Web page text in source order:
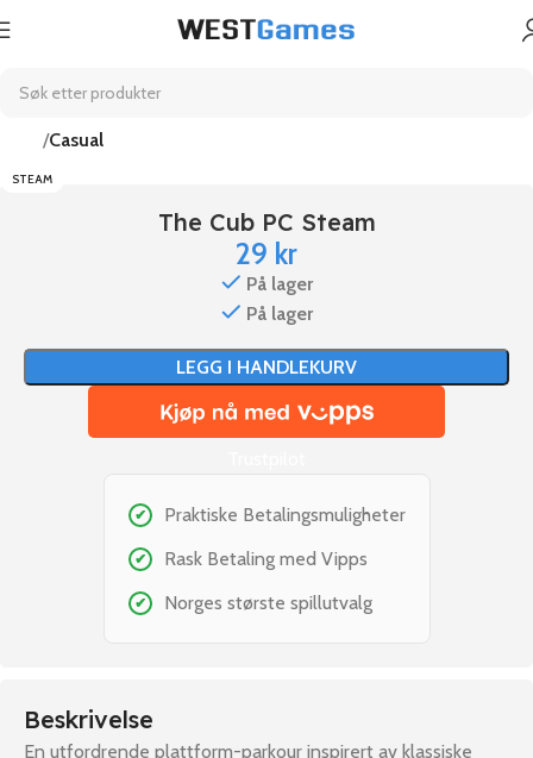
Casual
STEAM
The Cub PC Steam
29 kr
På lager
På lager
LEGG I HANDLEKURV
✔ Praktiske Betalingsmuligheter
✔ Rask Betaling med Vipps
✔ Norges største spillutvalg
Beskrivelse
En utfordrende plattform-parkour inspirert av klassiske